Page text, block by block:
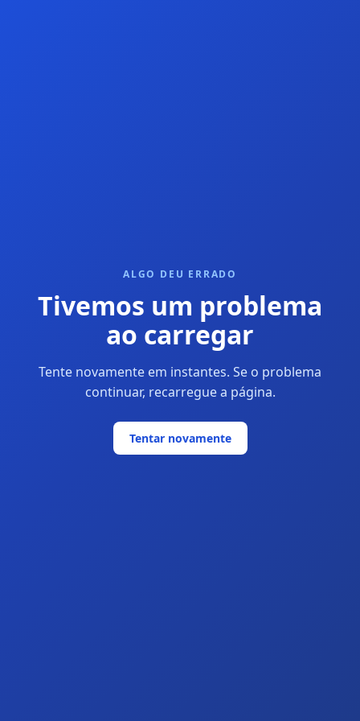
ALGO DEU ERRADO
Tivemos um problema
ao carregar
Tente novamente em instantes. Se o problema
continuar, recarregue a página.
Tentar novamente